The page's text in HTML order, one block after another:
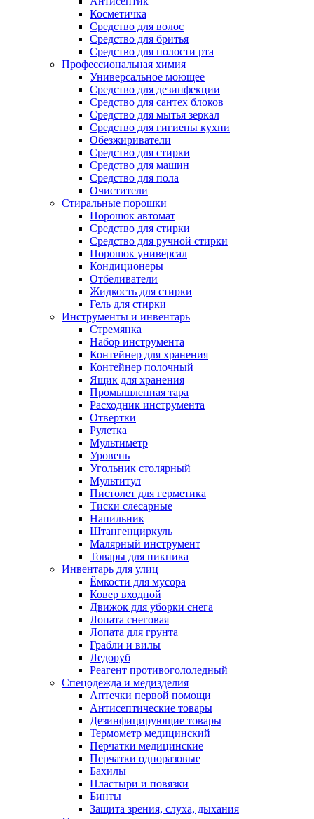
Косметичка
Средство для волос
Средство для бритья
Средство для полости рта
Профессиональная химия
Универсальное моющее
Средство для дезинфекции
Средство для сантех блоков
Средство для мытья зеркал
Средство для гигиены кухни
Обезжириватели
Средство для стирки
Средство для машин
Средство для пола
Очистители
Стиральные порошки
Порошок автомат
Средство для стирки
Средство для ручной стирки
Порошок универсал
Кондиционеры
Отбеливатели
Жидкость для стирки
Гель для стирки
Инструменты и инвентарь
Стремянка
Набор инструмента
Контейнер для хранения
Контейнер полочный
Ящик для хранения
Промышленная тара
Расходник инструмента
Отвертки
Рулетка
Мультиметр
Уровень
Угольник столярный
Мультитул
Пистолет для герметика
Тиски слесарные
Напильник
Штангенциркуль
Малярный инструмент
Товары для пикника
Инвентарь для улиц
Ёмкости для мусора
Ковер входной
Движок для уборки снега
Лопата снеговая
Лопата для грунта
Грабли и вилы
Ледоруб
Реагент противогололедный
Спецодежда и медизделия
Аптечки первой помощи
Антисептические товары
Дезинфицирующие товары
Термометр медицинский
Перчатки медицинские
Перчатки одноразовые
Бахилы
Пластыри и повязки
Бинты
Защита зрения, слуха, дыхания